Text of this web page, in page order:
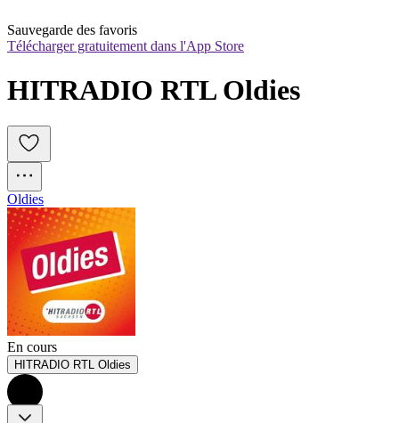
Sauvegarde des favoris
Télécharger gratuitement dans l'App Store
HITRADIO RTL Oldies
Oldies
En cours
HITRADIO RTL Oldies